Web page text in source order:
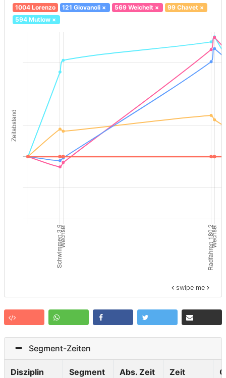
1004 Lorenzo 121 Giovanoli × 569 Weichelt× 99 Chavet×
594 Mutlow×
swipe me
Segment-Zeiten
Disziplin Segment Abs. Zeit Zeit